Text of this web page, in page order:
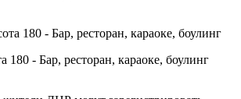
- Бар, ресторан, караоке, боулинг